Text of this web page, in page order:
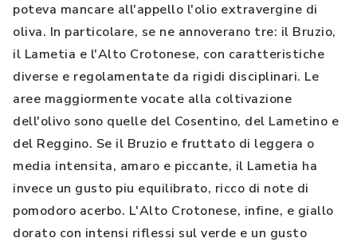
poteva mancare all'appello l'olio extravergine di
oliva. In particolare, se ne annoverano tre: il Bruzio,
il Lametia e l'Alto Crotonese, con caratteristiche
diverse e regolamentate da rigidi disciplinari. Le
aree maggiormente vocate alla coltivazione
dell'olivo sono quelle del Cosentino, del Lametino e
del Reggino. Se il Bruzio e fruttato di leggera o
media intensita, amaro e piccante, il Lametia ha
invece un gusto piu equilibrato, ricco di note di
pomodoro acerbo. L'Alto Crotonese, infine, e giallo
dorato con intensi riflessi sul verde e un gusto